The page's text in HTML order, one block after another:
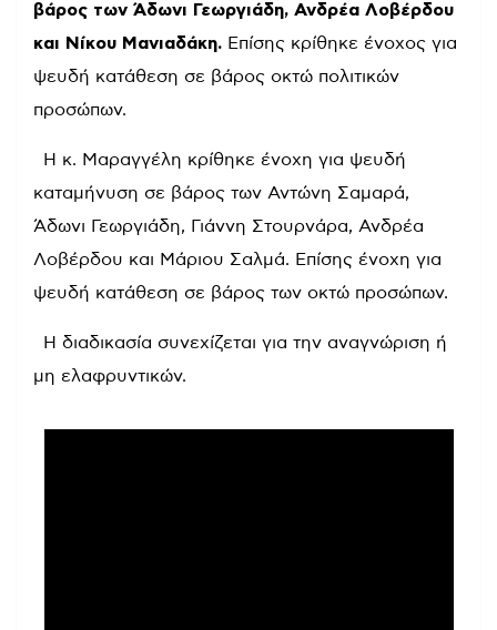
βάρος των Άδωνι Γεωργιάδη, Ανδρέα Λοβέρδου
και Νίκου Μανιαδάκη. Επίσης κρίθηκε ένοχος για
ψευδή κατάθεση σε βάρος οκτώ πολιτικών
προσώπων.
Η κ. Μαραγγέλη κρίθηκε ένοχη για ψευδή
καταμήνυση σε βάρος των Αντώνη Σαμαρά,
Άδωνι Γεωργιάδη, Γιάννη Στουρνάρα, Ανδρέα
Λοβέρδου και Μάριου Σαλμά. Επίσης ένοχη για
ψευδή κατάθεση σε βάρος των οκτώ προσώπων.
Η διαδικασία συνεχίζεται για την αναγνώριση ή
μη ελαφρυντικών.